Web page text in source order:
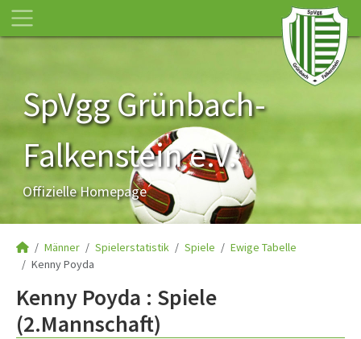
SpVgg Grünbach-
Falkenstein e.V.
Offizielle Homepage
Männer Spielerstatistik Spiele
Ewige Tabelle
Kenny Poyda
Kenny Poyda : Spiele
(2.Mannschaft)